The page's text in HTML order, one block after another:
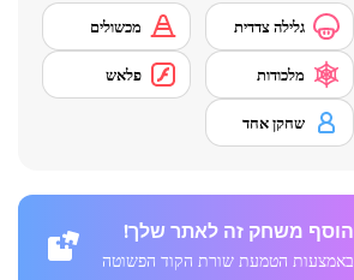
גלילה צדדית מכשולים
מלכודות פלאש
שחקן אחד
הוסף משחק זה לאתר שלך!
באמצעות הטמעת שורת הקוד הפשוטה